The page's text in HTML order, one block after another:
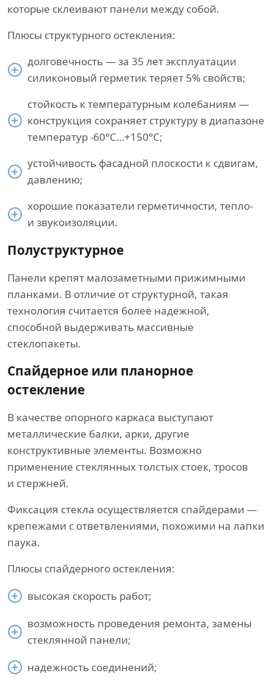
которые склеивают панели между собой.
Плюсы структурного остекления:
долговечность — за 35 лет эксплуатации
силиконовый герметик теряет 5% свойств;
стойкость к температурным колебаниям —
конструкция сохраняет структуру в диапазоне
температур -60°С…+150°С;
устойчивость фасадной плоскости к сдвигам,
давлению;
хорошие показатели герметичности, тепло-
и звукоизоляции.
Полуструктурное
Панели крепят малозаметными прижимными
планками. В отличие от структурной, такая
технология считается более надежной,
способной выдерживать массивные
стеклопакеты.
Спайдерное или планорное
остекление
В качестве опорного каркаса выступают
металлические балки, арки, другие
конструктивные элементы. Возможно
применение стеклянных толстых стоек, тросов
и стержней.
Фиксация стекла осуществляется спайдерами —
крепежами с ответвлениями, похожими на лапки
паука.
Плюсы спайдерного остекления:
высокая скорость работ;
возможность проведения ремонта, замены
стеклянной панели;
надежность соединений;